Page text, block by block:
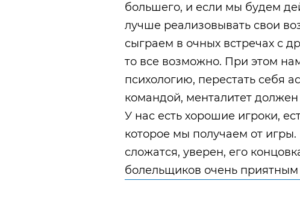
большего, и если мы будем
лучше реализовывать свои
сыграем в очных встречах с
то все возможно. При этом
психологию, перестать себя
командой, менталитет должен
У нас есть хорошие игроки,
которое мы получаем от
сложатся, уверен, его
болельщиков очень